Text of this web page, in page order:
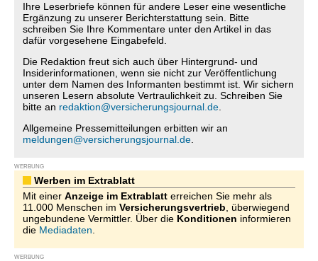
Ihre Leserbriefe können für andere Leser eine wesentliche
Ergänzung zu unserer Berichterstattung sein. Bitte
schreiben Sie Ihre Kommentare unter den Artikel in das
dafür vorgesehene Eingabefeld.
Die Redaktion freut sich auch über Hintergrund- und
Insiderinformationen, wenn sie nicht zur Veröffentlichung
unter dem Namen des Informanten bestimmt ist. Wir sichern
unseren Lesern absolute Vertraulichkeit zu. Schreiben Sie
bitte an redaktion@versicherungsjournal.de
Allgemeine Pressemitteilungen erbitten wir an
meldungen@versicherungsjournal.de
WERBUNG
Werben im Extrablatt
Mit einer Anzeige im Extrablatt erreichen Sie mehr als
11.000 Menschen im Versicherungsvertrieb , überwiegend
ungebundene Vermittler. Über die Konditionen informieren
die Mediadaten
WERBUNG